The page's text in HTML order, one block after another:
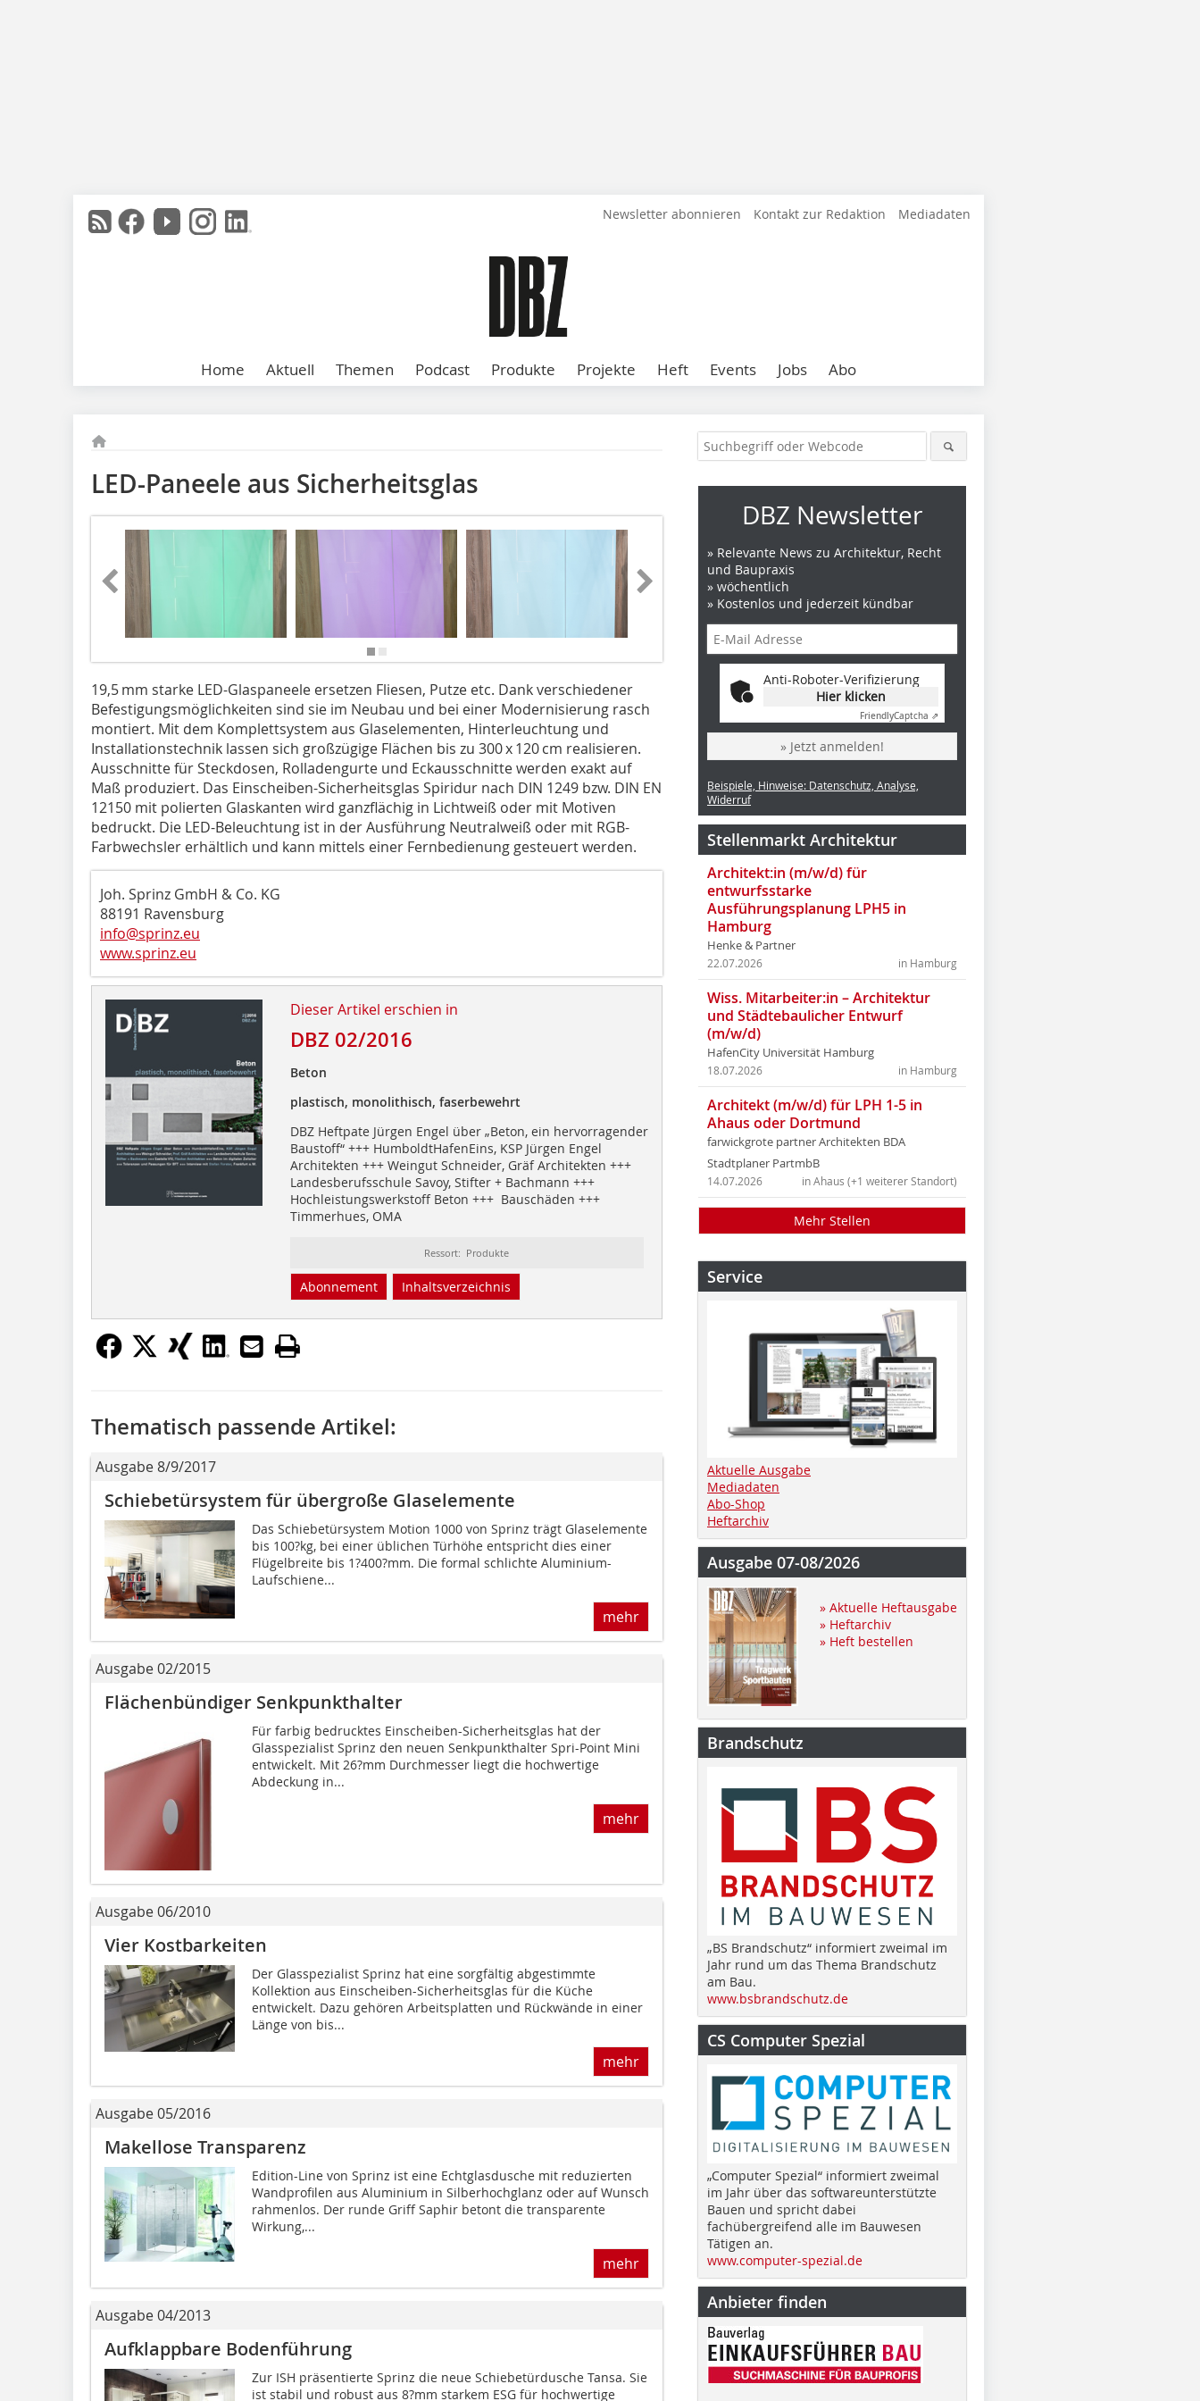
Newsletter abonnieren Kontakt zur Redaktion Mediadaten
Home Aktuell Themen Podcast Produkte Projekte Heft Events Jobs Abo
LED-Paneele aus Sicherheitsglas
19,5 mm starke LED-Glaspaneele ersetzen Fliesen, Putze etc. Dank verschiedener
Befestigungsmöglichkeiten sind sie im Neubau und bei einer Modernisierung rasch
montiert. Mit dem Komplettsystem aus Glaselementen, Hinterleuchtung und
Installationstechnik lassen sich großzügige Flächen bis zu 300 x 120 cm realisieren.
Ausschnitte für Steckdosen, Rolladengurte und Eckausschnitte werden exakt auf
Maß produziert. Das Einscheiben-Sicherheitsglas Spiridur nach DIN 1249 bzw. DIN EN
12150 mit polierten Glaskanten wird ganzflächig in Lichtweiß oder mit Motiven
bedruckt. Die LED-Beleuchtung ist in der Ausführung Neutralweiß oder mit RGB-
Farbwechsler erhältlich und kann mittels einer Fernbedienung gesteuert werden.
Joh. Sprinz GmbH & Co. KG
88191 Ravensburg
info@sprinz.eu
www.sprinz.eu
Dieser Artikel erschien in
DBZ 02/2016
Beton
plastisch, monolithisch, faserbewehrt
DBZ Heftpate Jürgen Engel über „Beton, ein hervorragender
Baustoff“ +++ HumboldtHafenEins, KSP Jürgen Engel
Architekten +++ Weingut Schneider, Gräf Architekten +++
Landesberufsschule Savoy, Stifter + Bachmann +++
Hochleistungswerkstoff Beton +++ Bauschäden +++
Timmerhues, OMA
Ressort: Produkte
Abonnement Inhaltsverzeichnis
Thematisch passende Artikel:
Ausgabe 8/9/2017
Schiebetürsystem für übergroße Glaselemente
Das Schiebetürsystem Motion 1000 von Sprinz trägt Glaselemente
bis 100?kg, bei einer üblichen Türhöhe entspricht dies einer
Flügelbreite bis 1?400?mm. Die formal schlichte Aluminium-
Laufschiene...
mehr
Ausgabe 02/2015
Flächenbündiger Senkpunkthalter
Für farbig bedrucktes Einscheiben-Sicherheitsglas hat der
Glasspezialist Sprinz den neuen Senkpunkthalter Spri-Point Mini
entwickelt. Mit 26?mm Durchmesser liegt die hochwertige
Abdeckung in...
mehr
Ausgabe 06/2010
Vier Kostbarkeiten
Der Glasspezialist Sprinz hat eine sorgfältig abgestimmte
Kollektion aus Einscheiben-Sicherheitsglas für die Küche
entwickelt. Dazu gehören Arbeitsplatten und Rückwände in einer
Länge von bis...
mehr
Ausgabe 05/2016
Makellose Transparenz
Edition-Line von Sprinz ist eine Echtglasdusche mit reduzierten
Wandprofilen aus Aluminium in Silberhochglanz oder auf Wunsch
rahmenlos. Der runde Griff Saphir betont die transparente
Wirkung,...
mehr
Ausgabe 04/2013
Aufklappbare Bodenführung
Zur ISH präsentierte Sprinz die neue Schiebetürdusche Tansa. Sie
ist stabil und robust aus 8?mm starkem ESG für hochwertige
DBZ Newsletter
» Relevante News zu Architektur, Recht
und Baupraxis
» wöchentlich
» Kostenlos und jederzeit kündbar
Anti-Roboter-Verifizierung
Hier klicken
FriendlyCaptcha ⇗
» Jetzt anmelden!
Beispiele, Hinweise: Datenschutz, Analyse,
Widerruf
Stellenmarkt Architektur
Architekt:in (m/w/d) für
entwurfsstarke
Ausführungsplanung LPH5 in
Hamburg
Henke & Partner
in Hamburg
22.07.2026
Wiss. Mitarbeiter:in – Architektur
und Städtebaulicher Entwurf
(m/w/d)
HafenCity Universität Hamburg
in Hamburg
18.07.2026
Architekt (m/w/d) für LPH 1-5 in
Ahaus oder Dortmund
farwickgrote partner Architekten BDA
Stadtplaner PartmbB
in Ahaus (+1 weiterer Standort)
14.07.2026
Mehr Stellen
Service
Aktuelle Ausgabe
Mediadaten
Abo-Shop
Heftarchiv
Ausgabe 07-08/2026
» Aktuelle Heftausgabe
» Heftarchiv
» Heft bestellen
Brandschutz
„BS Brandschutz“ informiert zweimal im
Jahr rund um das Thema Brandschutz
am Bau.
www.bsbrandschutz.de
CS Computer Spezial
„Computer Spezial“ informiert zweimal
im Jahr über das softwareunterstützte
Bauen und spricht dabei
fachübergreifend alle im Bauwesen
Tätigen an.
www.computer-spezial.de
Anbieter finden